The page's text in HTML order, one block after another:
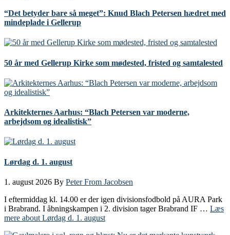
“Det betyder bare så meget”: Knud Blach Petersen hædret med
mindeplade i Gellerup
50 år med Gellerup Kirke som mødested, fristed og samtalested
Arkitekternes Aarhus: “Blach Petersen var moderne,
arbejdsom og idealistisk”
Lørdag d. 1. august
1. august 2026 By Peter From Jacobsen
I eftermiddag kl. 14.00 er der igen divisionsfodbold på AURA Park
i Brabrand. I åbningskampen i 2. division tager Brabrand IF … Læs
mere about Lørdag d. 1. august